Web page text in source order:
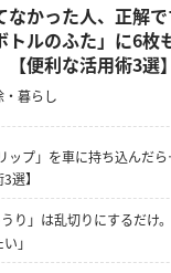
なかった人、正解
トルのふた」に6枚
【便利な活用術3選】
・暮らし
ップ」を車に持ち込んだ
選】
り」は乱切りにするだけ
」